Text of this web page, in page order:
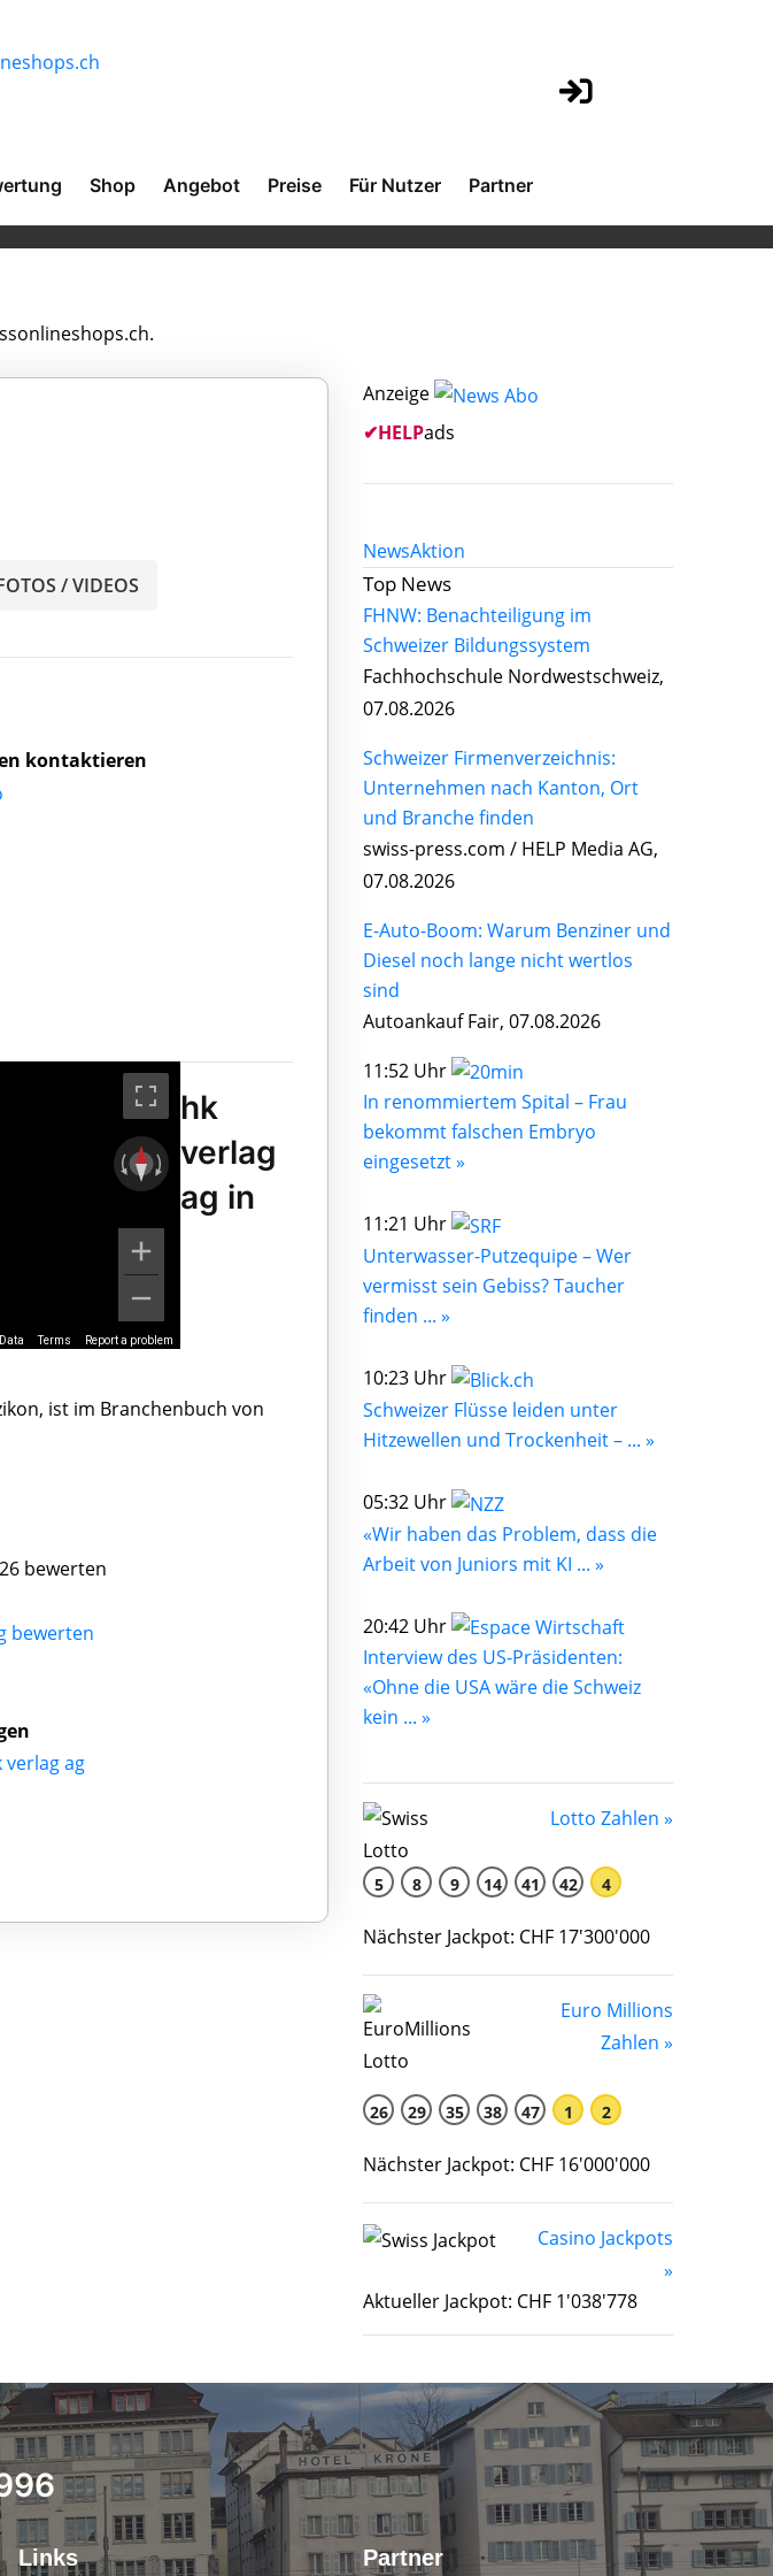
Shop Angebot Preise Für Nutzer Partner
/ VIDEOS
kontaktieren
Terms Report a problem
hk
verlag
ag in
ist im Branchenbuch von
bewerten
bewerten
ag
Anzeige
✔HELPads
NewsAktion
Top News
FHNW: Benachteiligung im
Schweizer Bildungssystem
Fachhochschule Nordwestschweiz,
07.08.2026
Schweizer Firmenverzeichnis:
Unternehmen nach Kanton, Ort
und Branche finden
swiss-press.com / HELP Media AG,
07.08.2026
E-Auto-Boom: Warum Benziner und
Diesel noch lange nicht wertlos
sind
Autoankauf Fair, 07.08.2026
11:52 Uhr
In renommiertem Spital – Frau
bekommt falschen Embryo
eingesetzt »
11:21 Uhr
Unterwasser-Putzequipe – Wer
vermisst sein Gebiss? Taucher
finden ... »
10:23 Uhr
Schweizer Flüsse leiden unter
Hitzewellen und Trockenheit – ... »
05:32 Uhr
«Wir haben das Problem, dass die
Arbeit von Juniors mit KI ... »
20:42 Uhr
Interview des US-Präsidenten:
«Ohne die USA wäre die Schweiz
kein ... »
Lotto Zahlen »
5 8 9 14 41 42 4
Nächster Jackpot: CHF 17'300'000
Euro Millions
Zahlen »
26 29 35 38 47 1 2
Nächster Jackpot: CHF 16'000'000
Casino Jackpots
»
Aktueller Jackpot: CHF 1'038'778
Links Partner